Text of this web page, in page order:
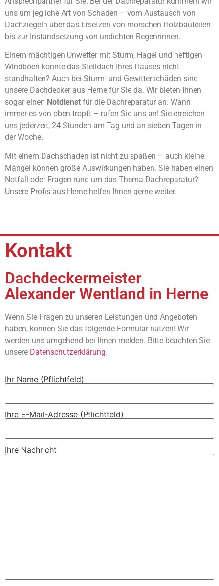
uns um jegliche Art von Schaden – vom Austausch von
Dachziegeln über das Ersetzen von morschen Holzbauteilen
bis zur Instandsetzung von undichten Regenrinnen.
Einem mächtigen Unwetter mit Sturm, Hagel und heftigen
Windböen konnte das Steildach Ihres Hauses nicht
standhalten? Auch bei Sturm- und Gewitterschäden sind
unsere Dachdecker aus Herne für Sie da. Wir bieten Ihnen
sogar einen Notdienst für die Dachreparatur an. Wann
immer es von oben tropft – rufen Sie uns an! Sie erreichen
uns jederzeit, 24 Stunden am Tag und an sieben Tagen in
der Woche.
Mit einem Dachschaden ist nicht zu spaßen – auch kleine
Mängel können große Auswirkungen haben. Sie haben einen
Notfall oder Fragen rund um das Thema Dachreparatur?
Unsere Profis aus Herne helfen Ihnen gerne weiter.
Kontakt
Dachdeckermeister
Alexander Wentland in Herne
Wenn Sie Fragen zu unseren Leistungen und Angeboten
haben, können Sie das folgende Formular nutzen! Wir
werden uns umgehend bei Ihnen melden. Bitte beachten Sie
unsere Datenschutzerklärung.
Ihr Name (Pflichtfeld)
Ihre E-Mail-Adresse (Pflichtfeld)
Ihre Nachricht